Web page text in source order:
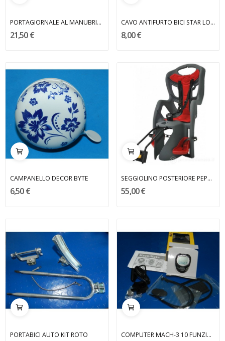
PORTAGIORNALE AL MANUBRIO BICI R
21,50 €
CAVO ANTIFURTO BICI STAR LOCKS
8,00 €
CAMPANELLO DECOR BYTE
6,50 €
SEGGIOLINO POSTERIORE PEPE CON ATTACCO AL TELAIO
55,00 €
PORTABICI AUTO KIT ROTO COMPUTER MACH-3 10 FUNZIONI TECHWELL